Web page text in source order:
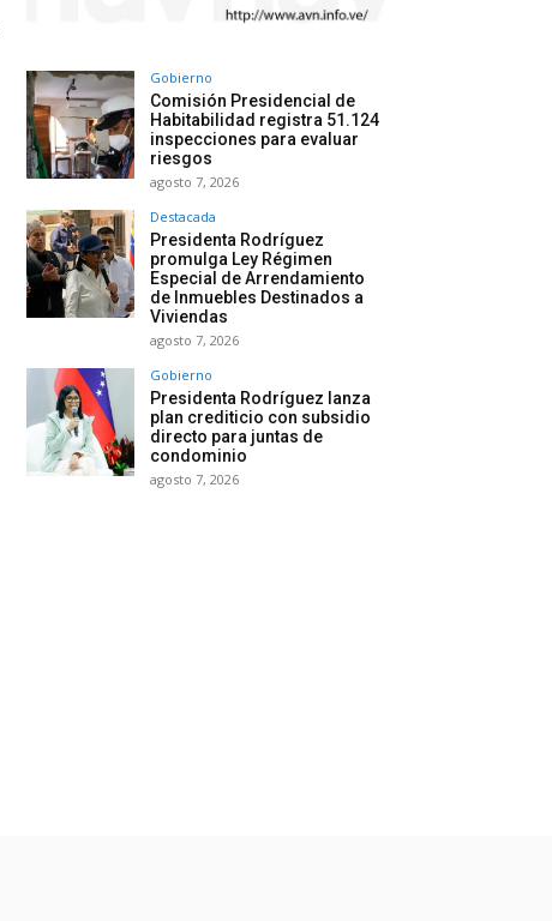
Gobierno
Comisión Presidencial de
Habitabilidad registra 51.124
inspecciones para evaluar
riesgos
agosto 7, 2026
Destacada
Presidenta Rodríguez
promulga Ley Régimen
Especial de Arrendamiento
de Inmuebles Destinados a
Viviendas
agosto 7, 2026
Gobierno
Presidenta Rodríguez lanza
plan crediticio con subsidio
directo para juntas de
condominio
agosto 7, 2026